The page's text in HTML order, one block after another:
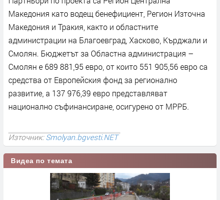
Македония като водещ бенефициент, Регион Източна
Македония и Тракия, както и областните
администрации на Благоевград, Хасково, Кърджали и
Смолян. Бюджетът за Областна администрация –
Смолян е 689 881,95 евро, от които 551 905,56 евро са
средства от Европейския фонд за регионално
развитие, а 137 976,39 евро представляват
национално съфинансиране, осигурено от МРРБ.
Източник:Smolyan.bgvesti.NET
Видеа по темата